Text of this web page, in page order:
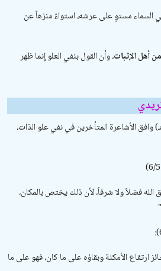
السماء مستوٍ على عرشه، استواءً منزهاً عن
أهل الإثبات، وأن القول بنفي العلو إنما ظهر
333هـ) وافق الأشاعرة المتأخرين في نفي علو الذات،
(6/
فضلاً ولا شرفاً، لأن ذلك يختص بالمكان،
ارتفاع الأمكنة وبقاؤه على ما كان، فهو على ما